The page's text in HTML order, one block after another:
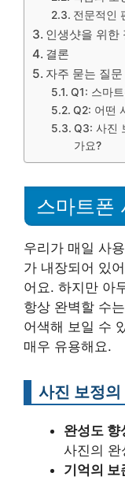
전문적인
인생샷을 위한
결론
자주 묻는 질
Q1: 스마
Q2: 어떤
Q3: 사진
가요?
스마트폰
우리가 매일 사
가 내장되어 있
어요. 하지만 아
항상 완벽할 수
어색해 보일 수
매우 유용해요.
사진 보정의
완성도 향
사진의 완
기억의 보